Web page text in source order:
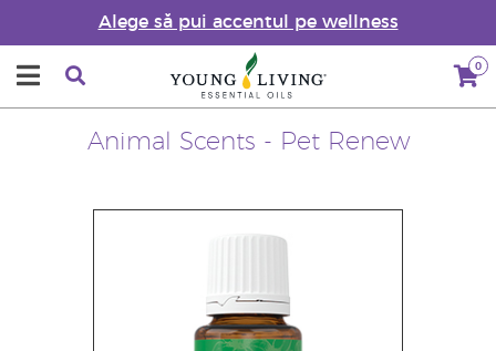
Alege să pui accentul pe wellness
0
Animal Scents - Pet Renew